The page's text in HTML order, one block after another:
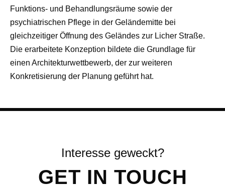
Funktions- und Behandlungsräume sowie der
psychiatrischen Pflege in der Geländemitte bei
gleichzeitiger Öffnung des Geländes zur Licher Straße.
Die erarbeitete Konzeption bildete die Grundlage für
einen Architekturwettbewerb, der zur weiteren
Konkretisierung der Planung geführt hat.
GET IN TOUCH